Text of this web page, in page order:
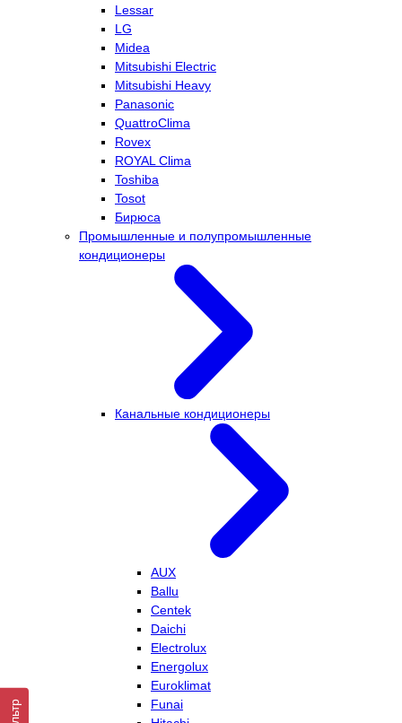
Lessar
LG
Midea
Mitsubishi Electric
Mitsubishi Heavy
Panasonic
QuattroClima
Rovex
ROYAL Clima
Toshiba
Tosot
Бирюса
Промышленные и полупромышленные
кондиционеры
Канальные кондиционеры
AUX
Ballu
Centek
Daichi
Electrolux
Energolux
Euroklimat
Funai